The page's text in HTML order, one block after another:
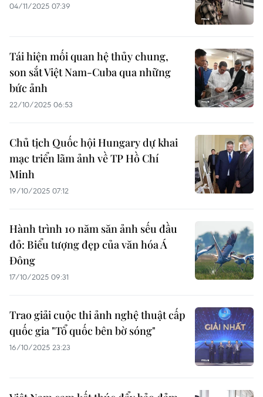
04/11/2025 07:39
Tái hiện mối quan hệ thủy chung,
son sắt Việt Nam-Cuba qua những
bức ảnh
22/10/2025 06:53
Chủ tịch Quốc hội Hungary dự khai
mạc triển lãm ảnh về TP Hồ Chí
Minh
19/10/2025 07:12
Hành trình 10 năm săn ảnh sếu đầu
đỏ: Biểu tượng đẹp của văn hóa Á
Đông
17/10/2025 09:31
Trao giải cuộc thi ảnh nghệ thuật cấp
quốc gia "Tổ quốc bên bờ sóng"
16/10/2025 23:23